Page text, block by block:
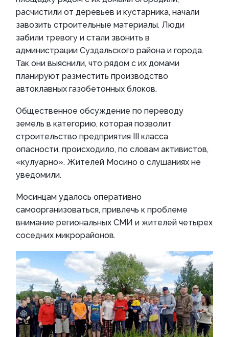
расчистили от деревьев и кустарника, начали
завозить строительные материалы. Люди
забили тревогу и стали звонить в
администрации Суздальского района и города.
Так они выяснили, что рядом с их домами
планируют разместить производство
автоклавных газобетонных блоков.
Общественное обсуждение по переводу
земель в категорию, которая позволит
строительство предприятия III класса
опасности, происходило, по словам активистов,
«кулуарно». Жителей Мосино о слушаниях не
уведомили.
Мосинцам удалось оперативно
самоорганизоваться, привлечь к проблеме
внимание региональных СМИ и жителей четырех
соседних микрорайонов.